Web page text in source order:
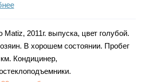
Matiz, 2011г. выпуска, цвет голубой.
В хорошем состоянии. Пробег
Кондицинер,